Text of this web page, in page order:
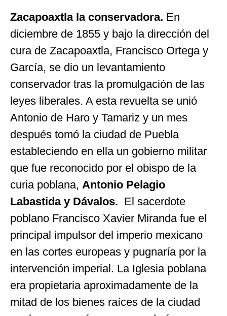
Zacapoaxtla la conservadora. En
diciembre de 1855 y bajo la dirección del
cura de Zacapoaxtla, Francisco Ortega y
García, se dio un levantamiento
conservador tras la promulgación de las
leyes liberales. A esta revuelta se unió
Antonio de Haro y Tamariz y un mes
después tomó la ciudad de Puebla
estableciendo en ella un gobierno militar
que fue reconocido por el obispo de la
curia poblana, Antonio Pelagio
Labastida y Dávalos. El sacerdote
poblano Francisco Xavier Miranda fue el
principal impulsor del imperio mexicano
en las cortes europeas y pugnaría por la
intervención imperial. La Iglesia poblana
era propietaria aproximadamente de la
mitad de los bienes raíces de la ciudad